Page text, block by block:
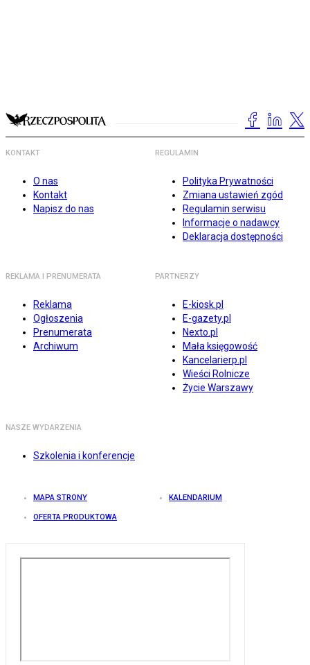
KONTAKT
O nas
Kontakt
Napisz do nas
REGULAMIN
Polityka Prywatności
Zmiana ustawień zgód
Regulamin serwisu
Informacje o nadawcy
Deklaracja dostępności
REKLAMA I PRENUMERATA
Reklama
Ogłoszenia
Prenumerata
Archiwum
PARTNERZY
E-kiosk.pl
E-gazety.pl
Nexto.pl
Mała księgowość
Kancelarierp.pl
Wieści Rolnicze
Życie Warszawy
NASZE WYDARZENIA
Szkolenia i konferencje
MAPA STRONY KALENDARIUM
OFERTA PRODUKTOWA